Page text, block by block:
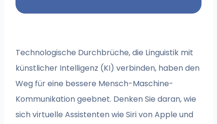
Technologische Durchbrüche, die Linguistik mit
künstlicher Intelligenz (KI) verbinden, haben den
Weg für eine bessere Mensch-Maschine-
Kommunikation geebnet. Denken Sie daran, wie
sich virtuelle Assistenten wie Siri von Apple und